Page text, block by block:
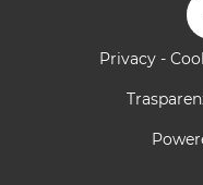
Privacy -